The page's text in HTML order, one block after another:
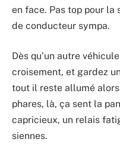
en face. Pas top pour la
de conducteur sympa.
Dès qu’un autre
croisement, et gardez
tout il reste allumé alors
phares, là, ça sent la
capricieux, un relais
siennes.